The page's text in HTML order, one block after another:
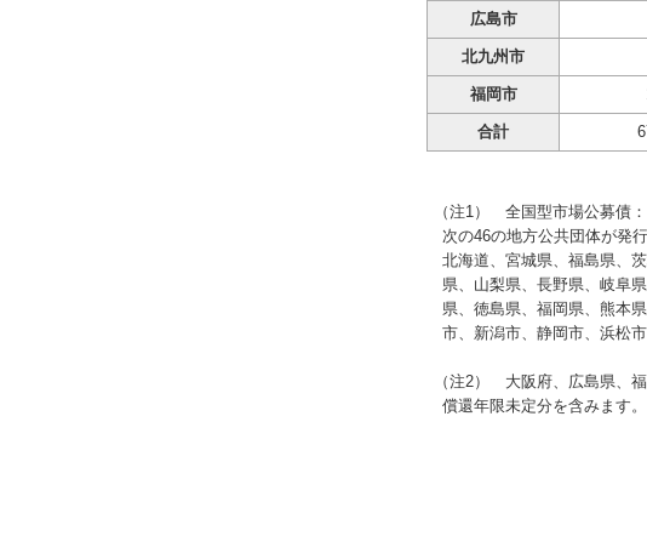
広島市
北九州市
福岡市
合計
（注1） 全国型市場公募債：
次の46の地方公共団体が発
北海道、宮城県、福島県、
県、山梨県、長野県、岐阜
県、徳島県、福岡県、熊本
市、新潟市、静岡市、浜松
（注2） 大阪府、広島県、
償還年限未定分を含みます。